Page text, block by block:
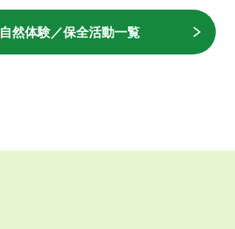
自然体験／保全活動一覧